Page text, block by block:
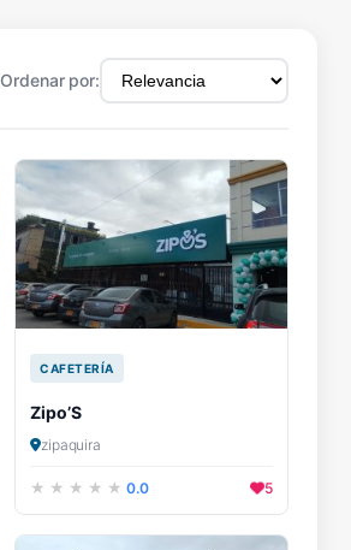
Ordenar por:
CAFETERÍA
Zipo’S
zipaquira
0.0 5